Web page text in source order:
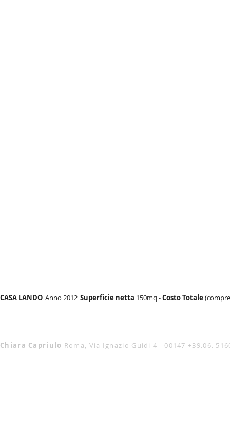
CASA LANDO_ Anno 2012 _Superficie netta 150mq -CostoTotale
Chiara Capriulo Roma, Via Ignazio Guidi 4 - 00147 +39.06.